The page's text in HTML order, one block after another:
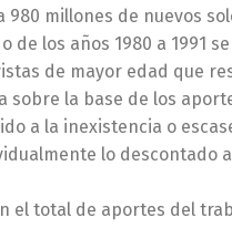
millones de nuevos
de los años 1980 a 1991
de mayor edad que
sobre la base de los
a la inexistencia o
lo descontado
el total de aportes del